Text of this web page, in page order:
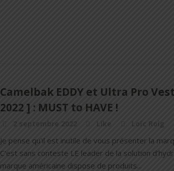
Camelbak EDDY et Ultra Pro
2022 ] : MUST to HAVE !
2 septembre 2022 Like Loïc Roig
Je pense qu'il est inutile de vous présenter la
C'est sans conteste LE leader de la solution
marque américaine dispose de produits...